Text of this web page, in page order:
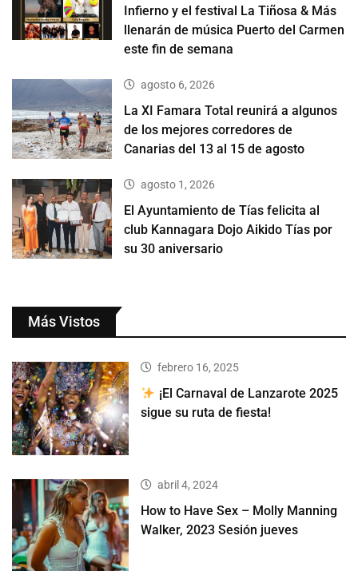
Infierno y el festival La Tiñosa & Más
llenarán de música Puerto del Carmen
este fin de semana
agosto 6, 2026
La XI Famara Total reunirá a algunos
de los mejores corredores de
Canarias del 13 al 15 de agosto
agosto 1, 2026
El Ayuntamiento de Tías felicita al
club Kannagara Dojo Aikido Tías por
su 30 aniversario
Más Vistos
febrero 16, 2025
¡El Carnaval de Lanzarote 2025
sigue su ruta de fiesta!
abril 4, 2024
How to Have Sex – Molly Manning
Walker, 2023 Sesión jueves